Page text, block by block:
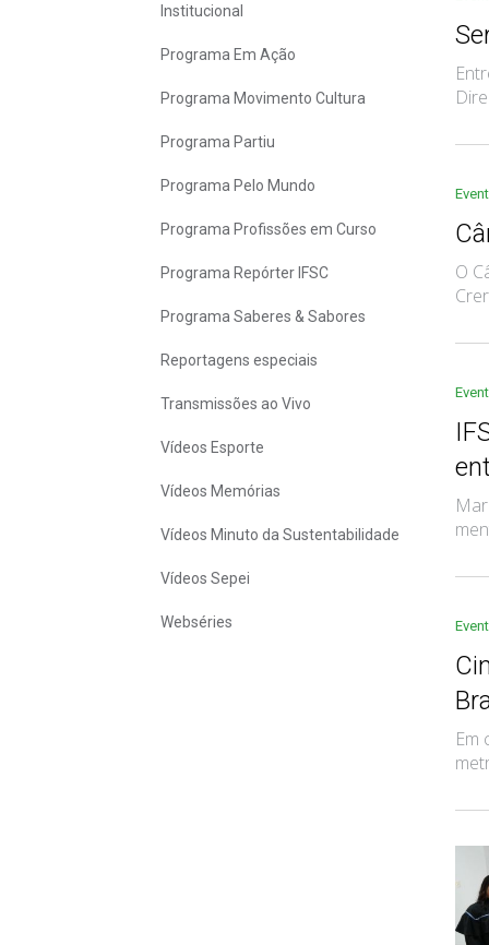
Institucional
Programa Em Ação
Programa Movimento Cultura
Programa Partiu
Programa Pelo Mundo
Programa Profissões em Curso
Programa Repórter IFSC
Programa Saberes & Sabores
Reportagens especiais
Transmissões ao Vivo
Vídeos Esporte
Vídeos Memórias
Vídeos Minuto da Sustentabilidade
Vídeos Sepei
Webséries
O
Em